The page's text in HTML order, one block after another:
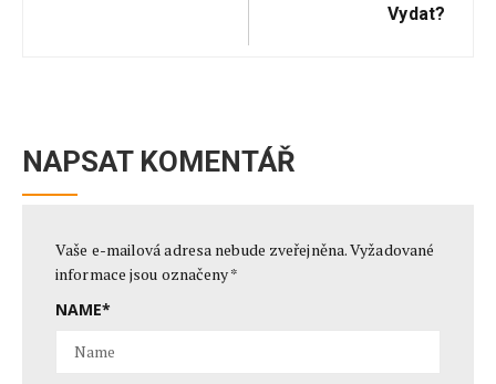
Vydat?
NAPSAT KOMENTÁŘ
Vaše e-mailová adresa nebude zveřejněna.Vyžadované
informace jsou označeny*
NAME*